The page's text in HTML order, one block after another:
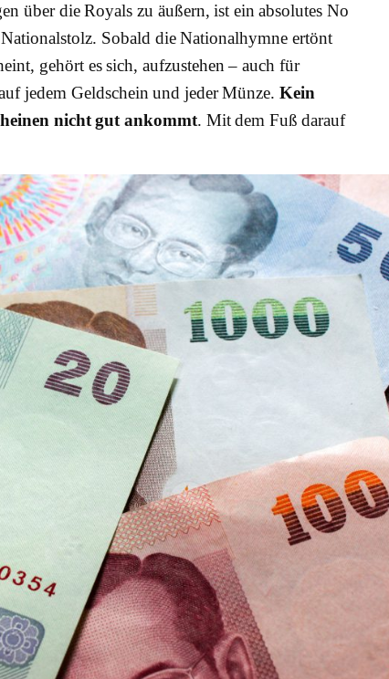
über die Royals zu äußern, ist ein absolutes No
Sobald die Nationalhymne ertönt
gehört es sich, aufzustehen – auch für
jedem Geldschein und jeder Münze.Kein
nicht gut ankommt. Mit dem Fuß darauf